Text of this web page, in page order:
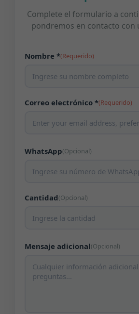
Complete el formulario a
pondremos en contacto con
Nombre *(Requerido)
Correo electrónico *(Requerido)
WhatsApp(Opcional)
Cantidad(Opcional)
Mensaje adicional(Opcional)